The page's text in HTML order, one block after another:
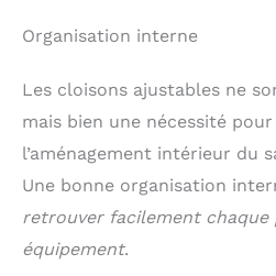
Organisation interne
Les cloisons ajustables ne
mais bien une nécessité
l’aménagement intérieur du
Une bonne organisation
retrouver facilement chaque
équipement.